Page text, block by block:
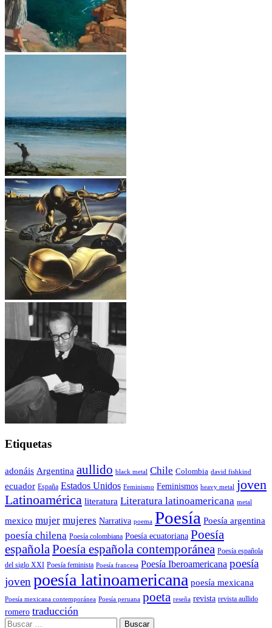
Etiquetas
adonáis Argentina aullido black metal Chile Colombia david fishkind
ecuador España Estados Unidos Feminismo Feminismos heavy metal joven
Latinoamérica literatura Literatura latinoamericana metal
mexico mujer mujeres Narrativa poema Poesía Poesía argentina
poesía chilena Poesía colombiana Poesía ecuatoriana Poesía
española Poesía española contemporánea Poesía española
del siglo XXI Poesía feminista Poesía francesa Poesía Iberoamericana poesía
joven poesía latinoamericana poesía mexicana
Poesía mexicana contemporánea Poesía peruana poeta reseña revista revista aullido
romero traducción
Buscar: